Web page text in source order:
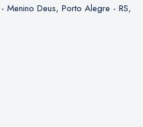
Menino Deus, Porto Alegre - RS,